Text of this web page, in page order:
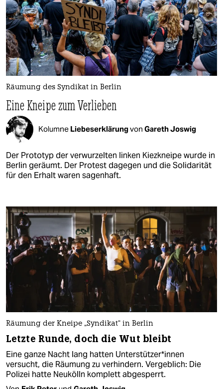
Räumung des Syndikat in Berlin
Eine Kneipe zum Verlieben
Kolumne Liebeserklärungvon Gareth Joswig
Der Prototyp der verwurzelten linken Kiezkneipe wurde in
Berlin geräumt. Der Protest dagegen und die Solidarität
für den Erhalt waren sagenhaft.
Räumung der Kneipe „Syndikat“ in Berlin
Letzte Runde, doch die Wut bleibt
Eine ganze Nacht lang hatten Unterstützer*innen
versucht, die Räumung zu verhindern. Vergeblich: Die
Polizei hatte Neukölln komplett abgesperrt.